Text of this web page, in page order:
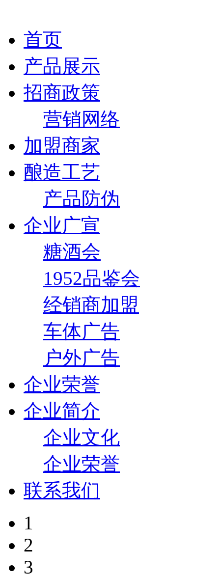
首页
产品展示
招商政策
营销网络
加盟商家
酿造工艺
产品防伪
企业广宣
糖酒会
1952品鉴会
经销商加盟
车体广告
户外广告
企业荣誉
企业简介
企业文化
企业荣誉
联系我们
1
2
3